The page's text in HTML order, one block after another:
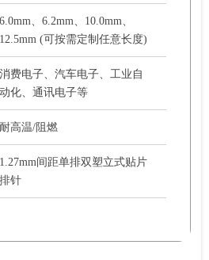
6.0mm、6.2mm、10.0mm、
12.5mm (可按需定制任意长度)
消费电子、汽车电子、工业自
动化、通讯电子等
耐高温/阻燃
1.27mm间距单排双塑立式贴片
排针